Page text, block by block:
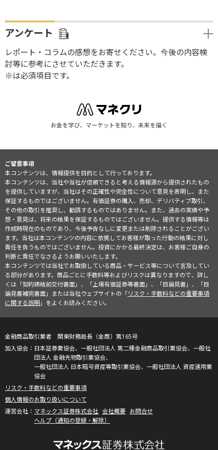
アンケート
レポート・コラムの感想をお寄せください。今後の内容検
討等に参考にさせていただきます。
※は必須項目です。
お金を学び、マーケットを知り、未来を描く
ご留意事項
本コンテンツは、情報提供を目的として行っております。
本コンテンツは、当社や当社が信頼できると考える情報源から提供されたもの
を提供していますが、当社はその正確性や完全性について意見を表明し、また
保証するものではございません。有価証券の購入、売却、デリバティブ取引、
その他の取引を推奨し、勧誘するものではありません。また、過去の実績や予
想・意見は、将来の結果を保証するものではございません。提供する情報等は
作成時現在のものであり、今後予告なしに変更または削除されることがござい
ます。当社は本コンテンツの内容に依拠してお客様が取った行動の結果に対し
責任を負うものではございません。投資にかかる最終決定は、お客様ご自身の
判断と責任でなさるようお願いいたします。
本コンテンツでは当社でお取扱している商品・サービス等について言及してい
る部分があります。商品ごとに手数料等およびリスクは異なりますので、詳し
くは「契約締結前交付書面」、「上場有価証券等書面」、「目論見書」、「目
論見書補完書面」または当社ウェブサイトの「リスク・手数料などの重要事項
に関する説明」をよくお読みください。
金融商品取引業者 関東財務局長（金商）第165号
日本証券業協会、一般社団法人 第二種金融商品取引業協会、一般社
団法人 金融先物取引業協会、
一般社団法人 日本暗号資産等取引業協会、一般社団法人 資産運用業
協会
リスク・手数料などの重要事項
個人情報のお取り扱いについて
マネックス証券株式会社 会社概要 お問合せ
ヘルプ（通知の登録・解除）